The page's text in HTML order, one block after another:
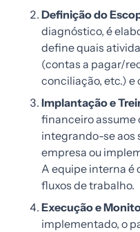
Definição do
diagnóstico, é
define quais
(contas a pagar/
conciliação, etc.) e
Implantação e
financeiro assume
integrando-se aos
empresa ou
A equipe interna é
fluxos de trabalho.
Execução e
implementado, o